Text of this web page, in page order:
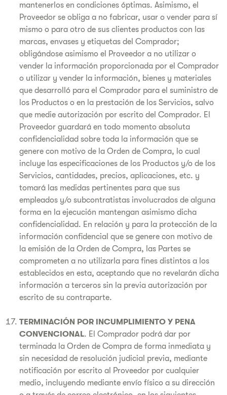
mantenerlos en condiciones óptimas. Asimismo, el
Proveedor se obliga a no fabricar, usar o vender para sí
mismo o para otro de sus clientes productos con las
marcas, envases y etiquetas del Comprador;
obligándose asimismo el Proveedor a no utilizar o
vender la información proporcionada por el Comprador
o utilizar y vender la información, bienes y materiales
que desarrolló para el Comprador para el suministro de
los Productos o en la prestación de los Servicios, salvo
que medie autorización por escrito del Comprador. El
Proveedor guardará en todo momento absoluta
confidencialidad sobre toda la información que se
genere con motivo de la Orden de Compra, lo cual
incluye las especificaciones de los Productos y/o de los
Servicios, cantidades, precios, aplicaciones, etc. y
tomará las medidas pertinentes para que sus
empleados y/o subcontratistas involucrados de alguna
forma en la ejecución mantengan asimismo dicha
confidencialidad. En relación y para la protección de la
información confidencial que se genere con motivo de
la emisión de la Orden de Compra, las Partes se
comprometen a no utilizarla para fines distintos a los
establecidos en esta, aceptando que no revelarán dicha
información a terceros sin la previa autorización por
escrito de su contraparte.
TERMINACIÓN POR INCUMPLIMIENTO Y PENA
CONVENCIONAL. El Comprador podrá dar por
terminada la Orden de Compra de forma inmediata y
sin necesidad de resolución judicial previa, mediante
notificación por escrito al Proveedor por cualquier
medio, incluyendo mediante envío físico a su dirección